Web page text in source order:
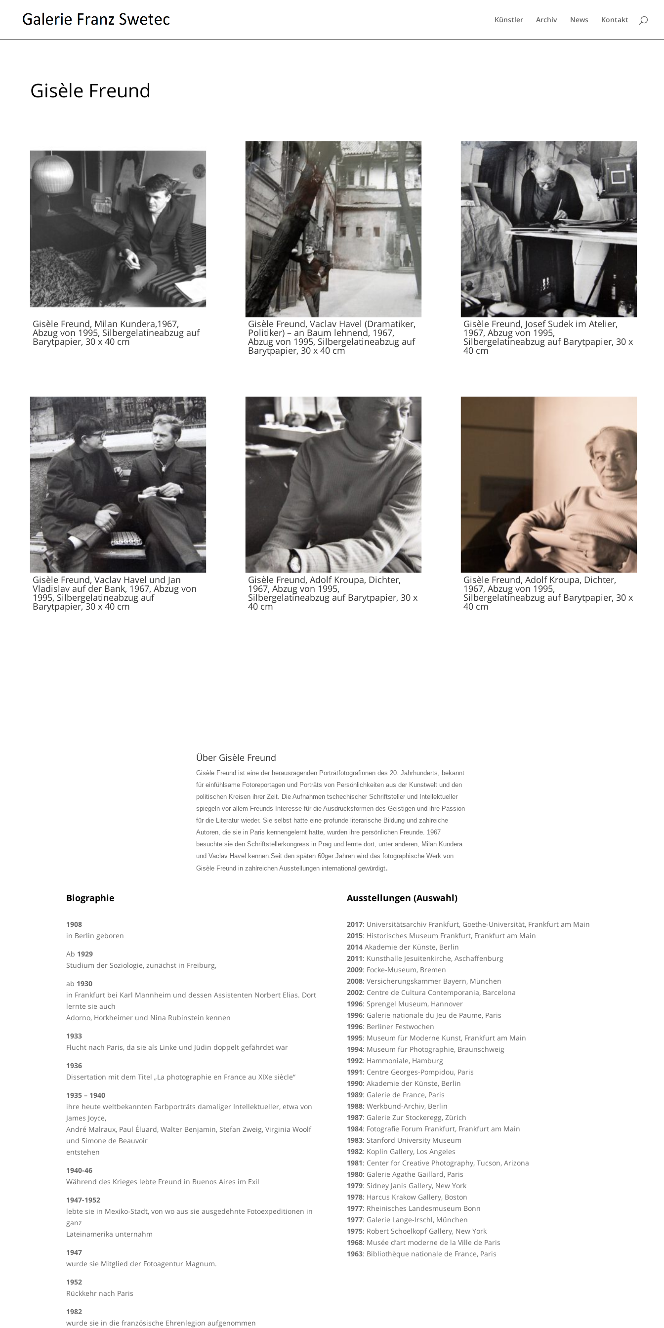
Künstler Archiv News Kontakt
Gisèle Freund
Gisèle Freund, Milan Kundera,1967,
Abzug von 1995, Silbergelatineabzug auf
Barytpapier, 30 x 40 cm
Gisèle Freund, Vaclav Havel (Dramatiker,
Politiker) – an Baum lehnend, 1967,
Abzug von 1995, Silbergelatineabzug auf
Barytpapier, 30 x 40 cm
Gisèle Freund, Josef Sudek im Atelier,
1967, Abzug von 1995,
Silbergelatineabzug auf Barytpapier, 30 x
40 cm
Gisèle Freund, Vaclav Havel und Jan
Vladislav auf der Bank, 1967, Abzug von
1995, Silbergelatineabzug auf
Barytpapier, 30 x 40 cm
Gisèle Freund, Adolf Kroupa, Dichter,
1967, Abzug von 1995,
Silbergelatineabzug auf Barytpapier, 30 x
40 cm
Gisèle Freund, Adolf Kroupa, Dichter,
1967, Abzug von 1995,
Silbergelatineabzug auf Barytpapier, 30 x
40 cm
Über Gisèle Freund
Gisèle Freund ist eine der herausragenden Porträtfotografinnen des 20. Jahrhunderts, bekannt
für einfühlsame Fotoreportagen und Porträts von Persönlichkeiten aus der Kunstwelt und den
politischen Kreisen ihrer Zeit. Die Aufnahmen tschechischer Schriftsteller und Intellektueller
spiegeln vor allem Freunds Interesse für die Ausdrucksformen des Geistigen und ihre Passion
für die Literatur wieder. Sie selbst hatte eine profunde literarische Bildung und zahlreiche
Autoren, die sie in Paris kennengelernt hatte, wurden ihre persönlichen Freunde. 1967
besuchte sie den Schriftstellerkongress in Prag und lernte dort, unter anderen, Milan Kundera
und Vaclav Havel kennen. Seit den späten 60ger Jahren wird das fotographische Werk von
Gisèle Freund in zahlreichen Ausstellungen international gewürdigt.
Biographie
1908
in Berlin geboren
Ab 1929
Studium der Soziologie, zunächst in Freiburg,
ab 1930
in Frankfurt bei Karl Mannheim und dessen Assistenten Norbert Elias. Dort
lernte sie auch
Adorno, Horkheimer und Nina Rubinstein kennen
1933
Flucht nach Paris, da sie als Linke und Jüdin doppelt gefährdet war
1936
Dissertation mit dem Titel „La photographie en France au XIXe siècle“
1935 – 1940
ihre heute weltbekannten Farbporträts damaliger Intellektueller, etwa von
James Joyce,
André Malraux, Paul Éluard, Walter Benjamin, Stefan Zweig, Virginia Woolf
und Simone de Beauvoir
entstehen
1940-46
Während des Krieges lebte Freund in Buenos Aires im Exil
1947-1952
lebte sie in Mexiko-Stadt, von wo aus sie ausgedehnte Fotoexpeditionen in
ganz
Lateinamerika unternahm
1947
wurde sie Mitglied der Fotoagentur Magnum.
1952
Rückkehr nach Paris
1982
wurde sie in die französische Ehrenlegion aufgenommen
Ausstellungen (Auswahl)
2017: Universitätsarchiv Frankfurt, Goethe-Universität, Frankfurt am Main
2015: Historisches Museum Frankfurt, Frankfurt am Main
2014Akademie der Künste, Berlin
2011: Kunsthalle Jesuitenkirche, Aschaffenburg
2009: Focke-Museum, Bremen
2008: Versicherungskammer Bayern, München
2002: Centre de Cultura Contemporania, Barcelona
1996: Sprengel Museum, Hannover
1996: Galerie nationale du Jeu de Paume, Paris
1996: Berliner Festwochen
1995: Museum für Moderne Kunst, Frankfurt am Main
1994: Museum für Photographie, Braunschweig
1992: Hammoniale, Hamburg
1991: Centre Georges-Pompidou, Paris
1990: Akademie der Künste, Berlin
1989: Galerie de France, Paris
1988: Werkbund-Archiv, Berlin
1987: Galerie Zur Stockeregg, Zürich
1984: Fotografie Forum Frankfurt, Frankfurt am Main
1983: Stanford University Museum
1982: Koplin Gallery, Los Angeles
1981: Center for Creative Photography, Tucson, Arizona
1980: Galerie Agathe Gaillard, Paris
1979: Sidney Janis Gallery, New York
1978: Harcus Krakow Gallery, Boston
1977: Rheinisches Landesmuseum Bonn
1977: Galerie Lange-Irschl, München
1975: Robert Schoelkopf Gallery, New York
1968: Musée d’art moderne de la Ville de Paris
1963: Bibliothèque nationale de France, Paris